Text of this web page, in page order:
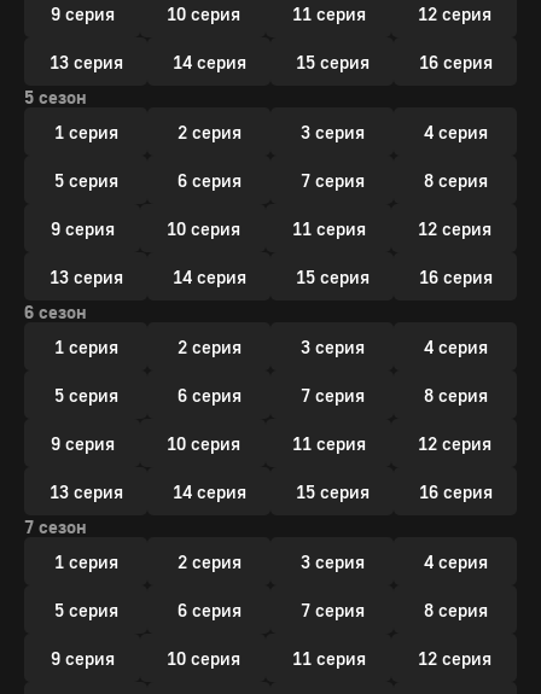
9 серия 10 серия 11 серия 12 серия
13 серия 14 серия 15 серия
16 серия
5 сезон
1 серия
2 серия 3 серия 4 серия
5 серия 6 серия 7 серия 8 серия
9 серия 10 серия 11 серия 12 серия
13 серия 14 серия 15 серия
16 серия
6 сезон
1 серия
2 серия 3 серия 4 серия
5 серия 6 серия 7 серия 8 серия
9 серия 10 серия 11 серия 12 серия
13 серия 14 серия 15 серия
16 серия
7 сезон
1 серия
2 серия 3 серия 4 серия
5 серия 6 серия 7 серия 8 серия
9 серия 10 серия 11 серия 12 серия